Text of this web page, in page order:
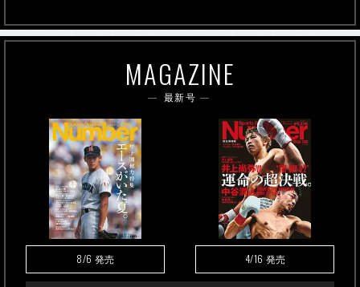
MAGAZINE
最新号
8/6 発売 4/16 発売